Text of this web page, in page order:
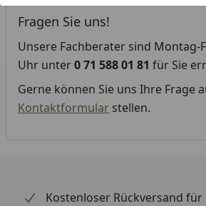
Fragen Sie uns!
Unsere Fachberater sind Montag-
Uhr unter0 71 588 01 81 für Sie
Gerne können Sie uns Ihre Frage
Kontaktformular stellen.
Kostenloser Rückversand